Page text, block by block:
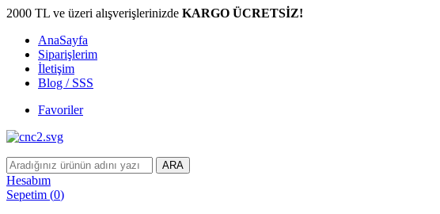
2000 TL ve üzeri alışverişlerinizde KARGO ÜCRETSİZ!
AnaSayfa
Siparişlerim
İletişim
Blog / SSS
Favoriler
ARA
Hesabım
Sepetim (0)